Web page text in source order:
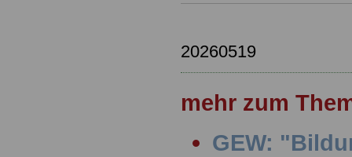
20260519
mehr zum
GEW: